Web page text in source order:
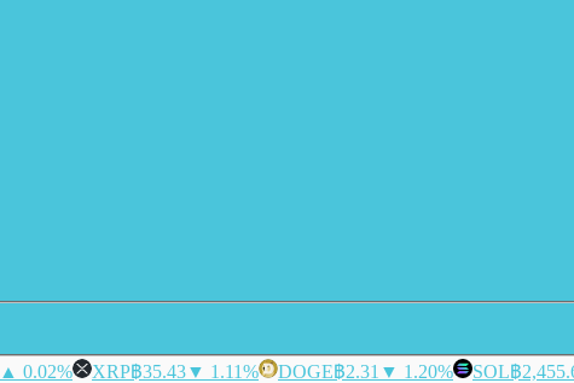
▲ 0.02% XRP฿35.43▼ 1.11% DOGE฿2.31 ▼ 1.20% SOL฿